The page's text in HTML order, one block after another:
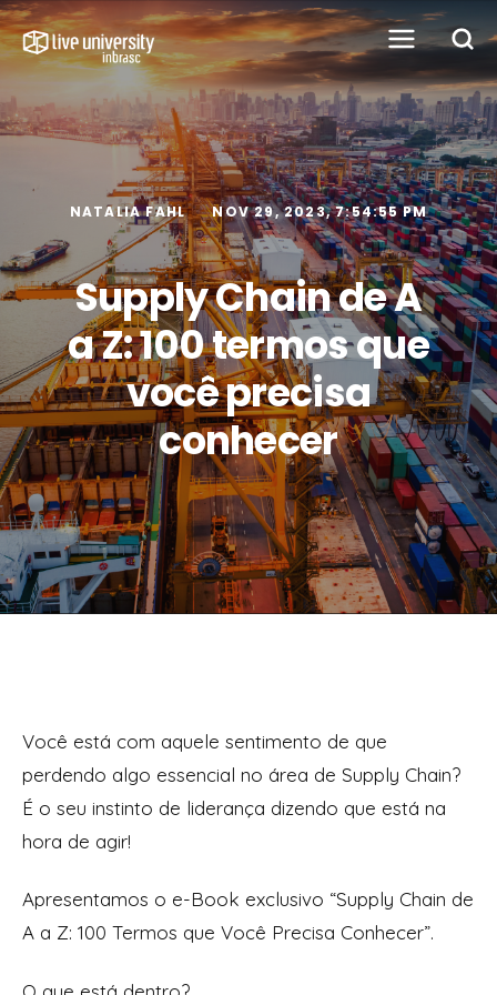
NATALIA FAHL NOV 29, 2023, 7:54:55 PM
Supply Chain de A
a Z: 100 termos que
você precisa
conhecer
Você está com aquele sentimento de que
perdendo algo essencial no área de Supply Chain?
É o seu instinto de liderança dizendo que está na
hora de agir!
Apresentamos o e-Book exclusivo “Supply Chain de
A a Z: 100 Termos que Você Precisa Conhecer”.